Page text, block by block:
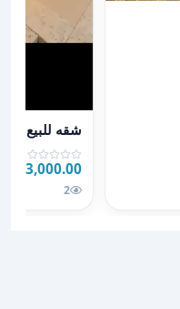
🔥
عرض تفاصيل
شقه للبيع من
53,000.00 JOD
2